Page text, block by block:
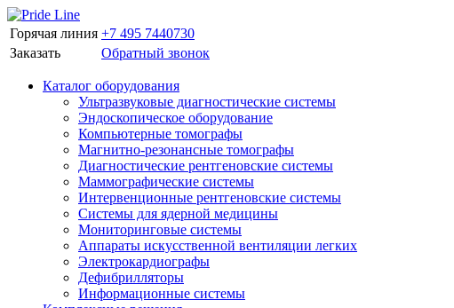
Горячая линия +7 495 7440730
Заказать
Обратный звонок
Каталог оборудования
Ультразвуковые диагностические системы
Эндоскопическое оборудование
Компьютерные томографы
Магнитно-резонансные томографы
Диагностические рентгеновские системы
Маммографические системы
Интервенционные рентгеновские системы
Системы для ядерной медицины
Мониторинговые системы
Аппараты искусственной вентиляции легких
Электрокардиографы
Дефибрилляторы
Информационные системы